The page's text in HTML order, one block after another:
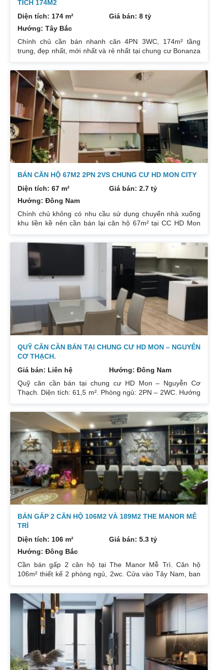
TÍCH 174M2
Diện tích: 174 m²
Giá bán: 8 tỷ
Hướng: Tây Bắc
Chính chủ cần bán nhanh căn 4PN 3WC, 174m² tầng
trung, đẹp nhất, mới nhất và rẻ nhất tại chung cư Bonanza
nên cần bán lại để đầu tư cái khác, cụ thể như sau:
Hướng: TB, ban công Đông Nam. Thiết kế: 4 ngủ 3WC DT:
174m². Nội thất đẹp thiết kế sang trọng trẻ trung. Phòng
khách, bếp, thiết bị vệ sinh tất cả đều mới và sử dụng tốt.
Nhà đã có sổ pháp
BÁN CĂN HỘ 67M2 2PN 2VS CHUNG CƯ HD MON CITY
Diện tích: 67 m²
Giá bán: 2.7 tỷ
Hướng: Đông Nam
Chính chủ không có nhu cầu sử dụng chuyển nhà xuống
khu liền kề nên cần bán lại căn hộ 67m² tại CC HD Mon
công hướng Đông Nam căn góc nhiều mặt thoáng và có
ban công nhỏ phòng ngủ chính. Đồ nội thất cao cấp bán
để lại toàn bộ nội thất cao cấp theo phong cách Châu Âu.
Sổ đỏ chính chủ xem nhà 24/24. Liên hệ xem nhà:
0832133366
QUỸ CĂN CẦN BÁN TẠI CHUNG CƯ HD MON – NGUYỄN
CƠ THẠCH.
Giá bán: Liên hệ
Hướng: Đông Nam
Quỹ căn cần bán tại chung cư HD Mon – Nguyễn Cơ
Thạch. Diện tích: 61,5 m². Phòng ngủ: 2PN – 2WC. Hướng
Giá: 3 tỷ. Diện tích: 67 m². Phòng ngủ: 2PN 2WC. Hướng
ban công: Đông Nam. Nội thất: Nhà full đồ đẹp, Có sổ. Giá:
3 tỷ 250. Diện tích: 86 m². Phòng ngủ: 2PN 2WC. Hướng
ban công: Tây tứ trạch. Nội thất: Nhà full đồ. Có sổ. Giá: 4
tỷ.
BÁN GẤP 2 CĂN HỘ 106M2 VÀ 189M2 THE MANOR MỄ
TRÌ
Diện tích: 106 m²
Giá bán: 5.3 tỷ
Hướng: Đông Bắc
Cần bán gấp 2 căn hộ tại The Manor Mễ Trì. Căn hộ
106m² thiết kế 2 phòng ngủ, 2wc. Cửa vào Tây Nam, ban
189m² thiết kế 3 phòng ngủ, 2wc, 2 gác xép. Nhà đang ở.
Giá bán 7,4 tỷ. Cả 2 căn chủ nhà đều để lại toàn bộ nội
thất. Xem nhà liên hệ: 0832133366